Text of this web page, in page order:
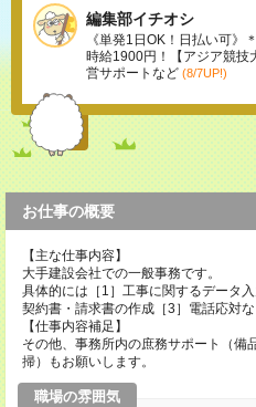
編集部イチオシ
《単発1日OK！日払い可》
時給1900円！【アジア競技
営サポートなど (8/7UP!)
お仕事の概要
【主な仕事内容】
大手建設会社での一般事務です。
具体的には［1］工事に関するデータ
契約書・請求書の作成［3］電話応対
【仕事内容補足】
その他、事務所内の庶務サポート（備
掃）もお願いします。
職場の雰囲気